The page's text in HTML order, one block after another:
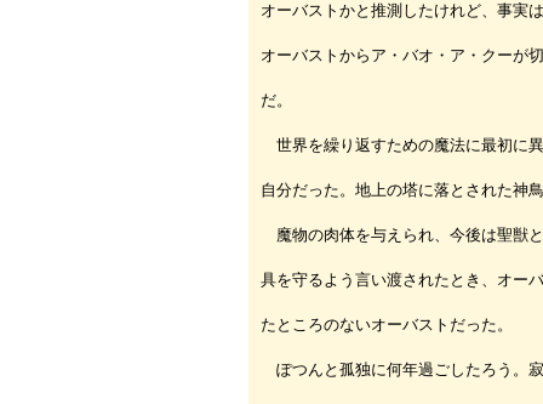
オーバストかと推測したけれど、事実
オーバストからア・バオ・ア・クーが
だ。
世界を繰り返すための魔法に最初に
自分だった。地上の塔に落とされた神
魔物の肉体を与えられ、今後は聖獣
具を守るよう言い渡されたとき、オー
たところのないオーバストだった。
ぽつんと孤独に何年過ごしたろう。